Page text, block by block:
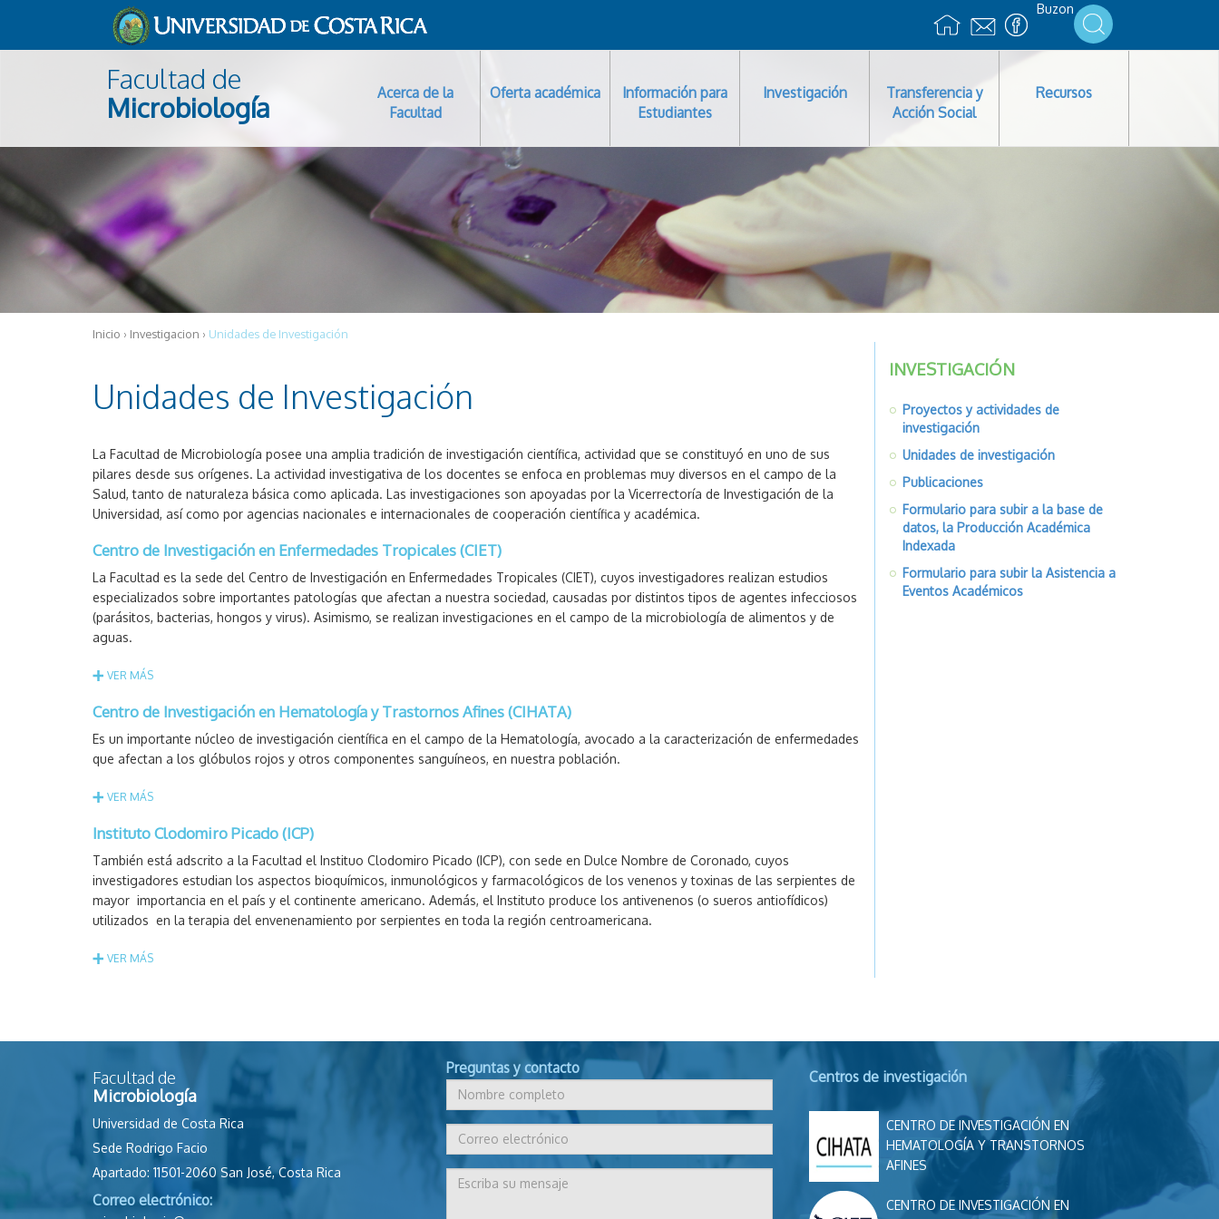
Pasar al contenido principal Buzon
Facultad de
Microbiología
Acerca de la
Facultad
Oferta académica
Información para
Estudiantes
Investigación
Transferencia y
Acción Social
Recursos
Inicio › Investigacion › Unidades de Investigación
Unidades de Investigación
La Facultad de Microbiología posee una amplia tradición de investigación científica, actividad que se constituyó en uno de sus
pilares desde sus orígenes. La actividad investigativa de los docentes se enfoca en problemas muy diversos en el campo de la
Salud, tanto de naturaleza básica como aplicada. Las investigaciones son apoyadas por la Vicerrectoría de Investigación de la
Universidad, así como por agencias nacionales e internacionales de cooperación científica y académica.
Centro de Investigación en Enfermedades Tropicales (CIET)
La Facultad es la sede del Centro de Investigación en Enfermedades Tropicales (CIET), cuyos investigadores realizan estudios
especializados sobre importantes patologías que afectan a nuestra sociedad, causadas por distintos tipos de agentes infecciosos
(parásitos, bacterias, hongos y virus). Asimismo, se realizan investigaciones en el campo de la microbiología de alimentos y de
aguas.
VER MÁS
Centro de Investigación en Hematología y Trastornos Afines (CIHATA)
Es un importante núcleo de investigación científica en el campo de la Hematología, avocado a la caracterización de enfermedades
que afectan a los glóbulos rojos y otros componentes sanguíneos, en nuestra población.
VER MÁS
Instituto Clodomiro Picado (ICP)
También está adscrito a la Facultad el Instituo Clodomiro Picado (ICP), con sede en Dulce Nombre de Coronado, cuyos
investigadores estudian los aspectos bioquímicos, inmunológicos y farmacológicos de los venenos y toxinas de las serpientes de
mayor importancia en el país y el continente americano. Además, el Instituto produce los antivenenos (o sueros antiofídicos)
utilizados en la terapia del envenenamiento por serpientes en toda la región centroamericana.
VER MÁS
INVESTIGACIÓN
Proyectos y actividades de
investigación
Unidades de investigación
Publicaciones
Formulario para subir a la base de
datos, la Producción Académica
Indexada
Formulario para subir la Asistencia a
Eventos Académicos
Facultad de
Microbiología
Universidad de Costa Rica
Sede Rodrigo Facio
Apartado: 11501-2060 San José, Costa Rica
Correo electrónico:
Preguntas y contacto Centros de investigación
CENTRO DE INVESTIGACIÓN EN
HEMATOLOGÍA Y TRANSTORNOS
AFINES
CENTRO DE INVESTIGACIÓN EN